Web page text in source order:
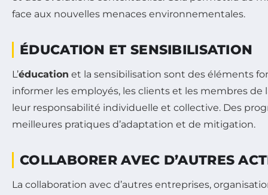
face aux nouvelles menaces environnementales.
ÉDUCATION ET SENSIBILISATION
L’éducation et la sensibilisation sont des éléments
informer les employés, les clients et les membres
leur responsabilité individuelle et collective. Des
meilleures pratiques d’adaptation et de mitigation.
COLLABORER AVEC D’AUTRES
La collaboration avec d’autres entreprises,